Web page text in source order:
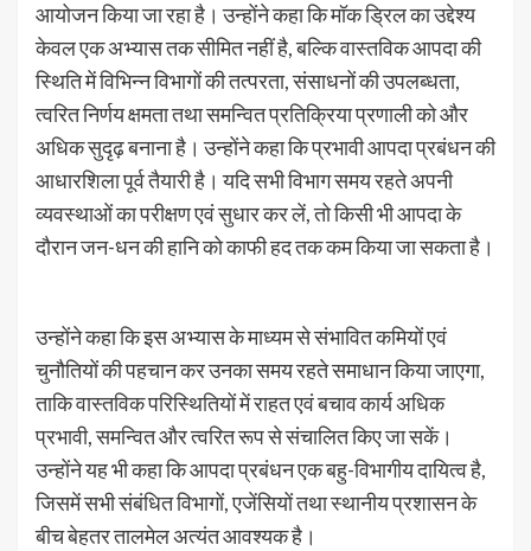
आयोजन किया जा रहा है। उन्होंने कहा कि मॉक ड्रिल का उद्देश्य
केवल एक अभ्यास तक सीमित नहीं है, बल्कि वास्तविक आपदा की
स्थिति में विभिन्न विभागों की तत्परता, संसाधनों की उपलब्धता,
त्वरित निर्णय क्षमता तथा समन्वित प्रतिक्रिया प्रणाली को और
अधिक सुदृढ़ बनाना है। उन्होंने कहा कि प्रभावी आपदा प्रबंधन की
आधारशिला पूर्व तैयारी है। यदि सभी विभाग समय रहते अपनी
व्यवस्थाओं का परीक्षण एवं सुधार कर लें, तो किसी भी आपदा के
दौरान जन-धन की हानि को काफी हद तक कम किया जा सकता है।
उन्होंने कहा कि इस अभ्यास के माध्यम से संभावित कमियों एवं
चुनौतियों की पहचान कर उनका समय रहते समाधान किया जाएगा,
ताकि वास्तविक परिस्थितियों में राहत एवं बचाव कार्य अधिक
प्रभावी, समन्वित और त्वरित रूप से संचालित किए जा सकें।
उन्होंने यह भी कहा कि आपदा प्रबंधन एक बहु-विभागीय दायित्व है,
जिसमें सभी संबंधित विभागों, एजेंसियों तथा स्थानीय प्रशासन के
बीच बेहतर तालमेल अत्यंत आवश्यक है।